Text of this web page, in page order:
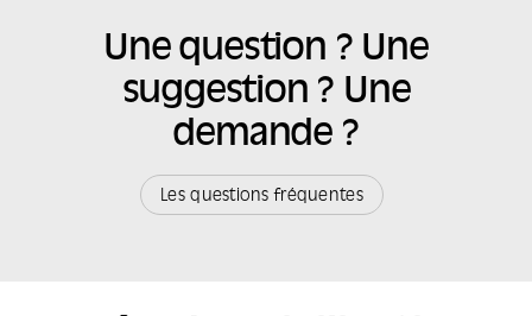
Une question ? Une
suggestion ? Une
demande ?
Les questions fréquentes